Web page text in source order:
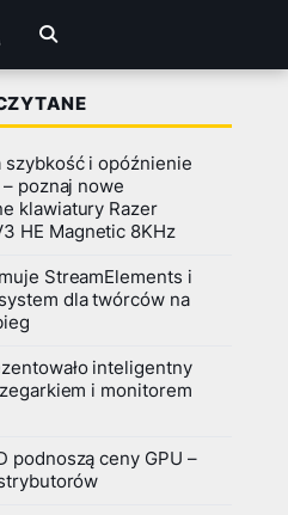
szybkość i opóźnienie
poznaj nowe
klawiatury Razer
HE Magnetic 8KHz
StreamElements i
dla twórców na
inteligentny
i monitorem
podnoszą ceny GPU –